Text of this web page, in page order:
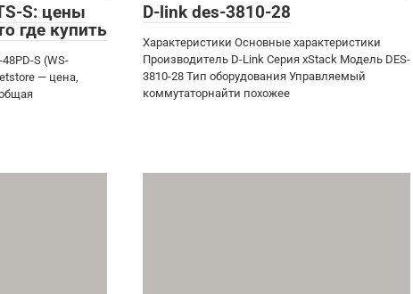
S: цены
где купить
S (WS-
— цена,
D-link des-3810-28
Характеристики Основные характеристики
Производитель D-Link Серия xStack Модель DES-
3810-28 Тип оборудования Управляемый
коммутаторнайти похожее